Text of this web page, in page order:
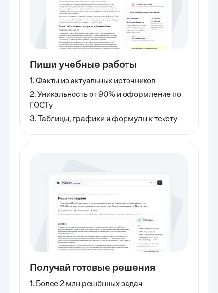
коллектива. - Важно делиться
информацией и опытом с
коллегами. Это способствует
повышению профессионального
уровня и развитию коллектива в
быть простой и понятной.
Пиши учебные работы
1. Факты из актуальных источников
2. Уникальность от 90% и оформление по
ГОСТу
3. Таблицы, графики и формулы к тексту
Получай готовые решения
1. Более 2 млн решённых задач